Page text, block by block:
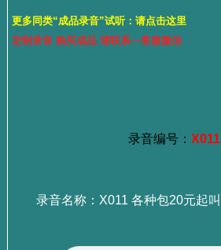
更多同类“成品录音”试听：请点击这里
定制录音 购买成品 请联系—客服微信
录音编号：X011
录音名称：X011 各种包20元起